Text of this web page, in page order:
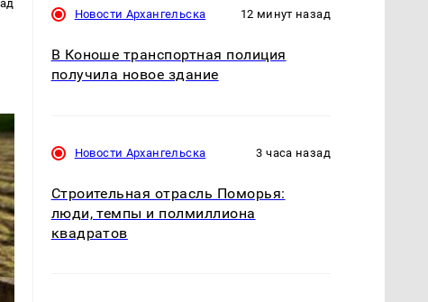
Новости Архангельска 12 минут назад
В Коноше транспортная полиция
получила новое здание
Новости Архангельска 3 часа назад
Строительная отрасль Поморья:
люди, темпы и полмиллиона
квадратов